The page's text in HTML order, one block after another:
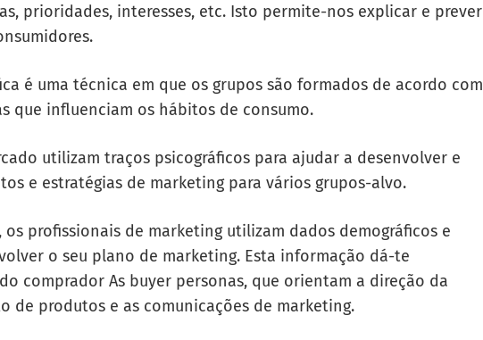
prioridades, interesses, etc. Isto permite-nos explicar e prever
é uma técnica em que os grupos são formados de acordo com
que influenciam os hábitos de consumo.
utilizam traços psicográficos para ajudar a desenvolver e
e estratégias de marketing para vários grupos-alvo.
os profissionais de marketing utilizam dados demográficos e
o seu plano de marketing. Esta informação dá-te
comprador As buyer personas, que orientam a direção da
de produtos e as comunicações de marketing.